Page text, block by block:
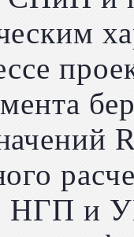
НГП и